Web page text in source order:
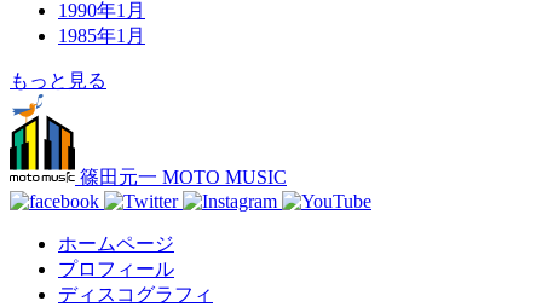
1990年1月
1985年1月
もっと見る
篠田元一 MOTO MUSIC
ホームページ
プロフィール
ディスコグラフィ